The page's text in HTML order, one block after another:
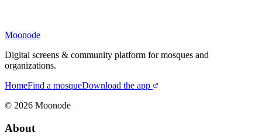
Moonode
Digital screens & community platform for mosques and
organizations.
HomeFind a mosqueDownload the app
© 2026 Moonode
About